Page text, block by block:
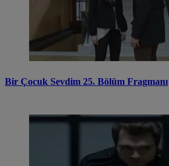
Bir Çocuk Sevdim 25. Bölüm Fragmanı